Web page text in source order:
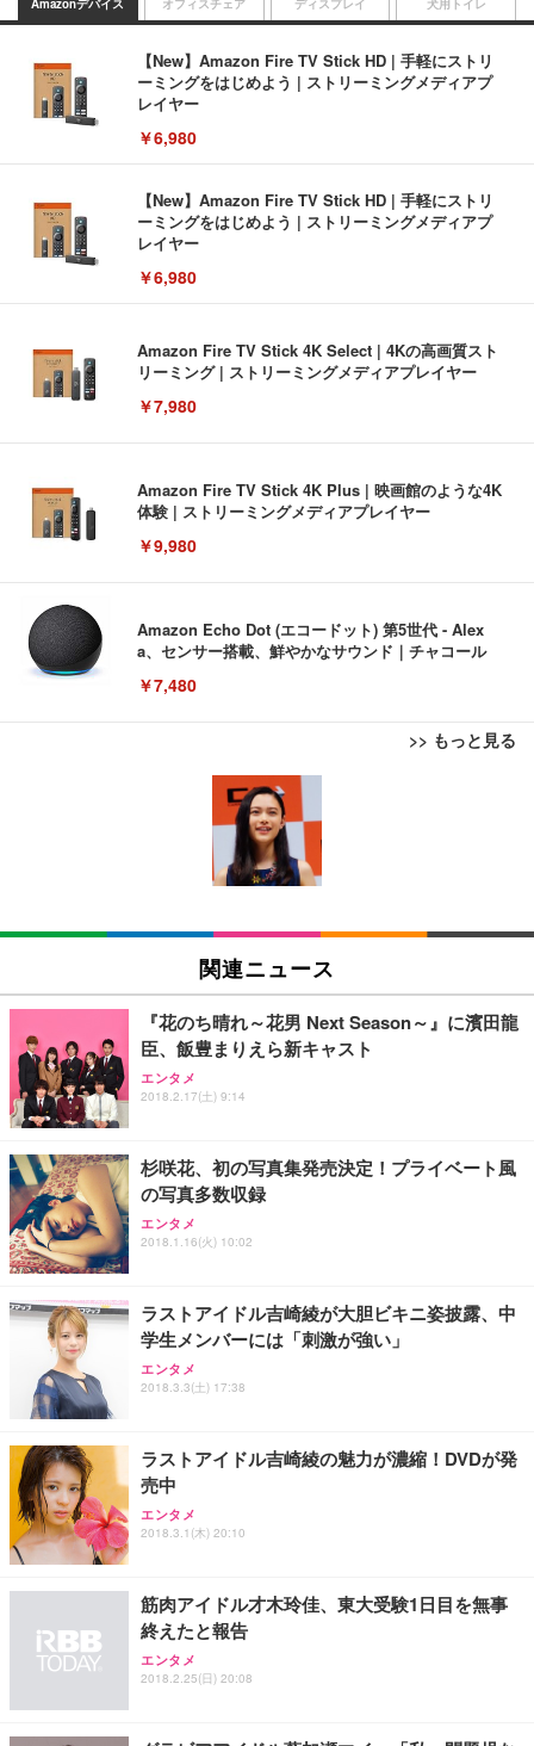
Amazonデバイス
【New】Amazon Fire TV Stick HD | 手軽にストリ
ーミングをはじめよう | ストリーミングメディアプ
レイヤー
￥6,980
【New】Amazon Fire TV Stick HD | 手軽にストリ
ーミングをはじめよう | ストリーミングメディアプ
レイヤー
￥6,980
Amazon Fire TV Stick 4K Select | 4Kの高画質スト
リーミング | ストリーミングメディアプレイヤー
￥7,980
Amazon Fire TV Stick 4K Plus | 映画館のような4K
体験 | ストリーミングメディアプレイヤー
￥9,980
Amazon Echo Dot (エコードット) 第5世代 - Alex
a、センサー搭載、鮮やかなサウンド｜チャコール
￥7,480
>> もっと見る
オフィスチェア
[EdoErgo] オフィスチェア 椅子 テレワーク 疲れな
い 跳ね上げ式アームレスト コンパクト 約105度ロッ
キング pc 事務椅子 360度回転 座面昇降 強化ナイロ
ン樹脂ベース 通気性メッシュ 在宅ワーク H-WY01
(黒網+黒枠+黒足)
SIHOO B100 オフィスチェア／デスクチェア メッシ
ュチェア 人間工学 疲れない ブラック
￥27,999
Sezlife オフィスチェア デスクチェア 疲れない テレ
ワーク チェア 強化バックレスト 30度ロッキング機
能 人間工学 椅子 腰サポート 90度跳ね上げ式アーム
務用 おしゃれ パソコンチェア (ブラック)
Sezlife オフィスチェア デスクチェア 疲れない テレ
ワーク チェア 強化バックレスト 30度ロッキング機
能 人間工学 椅子 腰サポート 90度跳ね上げ式アーム
務用 おしゃれ パソコンチェア (ホワイト)
ANDWINT オフィスチェア デスクチェア 肘なし メ
ッシュ 通気性 ランバーサポート付き 腰サポート ガ
ス圧無段階昇降 360度回転 キャスター付き コンパク
ディスプレイ
EIZO ビジネス向けプレミアムモニター | FlexScan
EV3240X-WT | 31.5型4K UHD・USB Type-C・ホワ
￥105,595
EIZO ビジネス向けプレミアムモニター | FlexScan
￥109,572
【純正品】27"ゲーミングモニター DualSense 充電
フック付き（CFI-ZDM1J）
【整備済み品】Dell E2724HS 27インチ 液晶モニタ
ー フルHD（1920×1080）VA 非光沢 HDMI/DisplayP
ort/VGA スピーカー内蔵 高さ調整 スイベル VESA対
【MiniLED/24.5inch/280Hz/FHD】GRAPHT THE S
HOOTER Gaming Monitor 24” Essential ゲーミン
グモニター QD 24.5インチ 1ms FHD 量子ドット 残
犬用トイレ
Amazonベーシック ペットシーツ 薄型 レギュラー 1
回使い捨て 無香料 ホワイト 300枚
Amazonベーシック ペットシーツ 厚型 ワイド 42枚
x2袋(84枚) ホワイト(吸収面:ライトブルー)
￥3,234
ネオ・ルーライフ ネオ・オムツ L 中型犬用 26枚入
り 単品
Smart Basic(スマートベーシック) 【Amazon.co.jp
限定】 Smart Basic アイリスオーヤマ ペットシーツ
超厚型 お徳用 ワイド 100枚入 (x 1) (ケース販売)
アイリスオーヤマ ペットシーツ 超厚型 お徳用 レギ
ュラー 200枚入【Amazon.co.jp限定】
関連ニュース
『花のち晴れ～花男 Next Season～』に濱田龍
臣、飯豊まりえら新キャスト
エンタメ
2018.2.17(土) 9:14
杉咲花、初の写真集発売決定！プライベート風
の写真多数収録
エンタメ
2018.1.16(火) 10:02
ラストアイドル吉崎綾が大胆ビキニ姿披露、中
学生メンバーには「刺激が強い」
エンタメ
2018.3.3(土) 17:38
ラストアイドル吉崎綾の魅力が濃縮！DVDが発
売中
エンタメ
2018.3.1(木) 20:10
筋肉アイドル才木玲佳、東大受験1日目を無事
終えたと報告
エンタメ
2018.2.25(日) 20:08